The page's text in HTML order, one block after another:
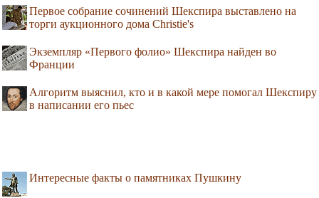
Первое собрание сочинений Шекспира выставлено на
торги аукционного дома Christie's
Экземпляр «Первого фолио» Шекспира найден во
Франции
Алгоритм выяснил, кто и в какой мере помогал Шекспиру
в написании его пьес
Интересные факты о памятниках Пушкину